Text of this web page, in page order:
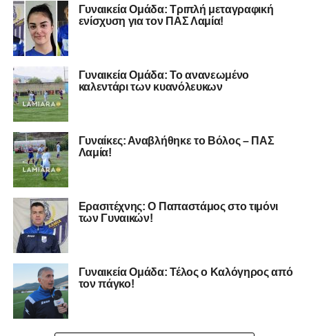
Γυναικεία Ομάδα: Τριπλή μεταγραφική
ενίσχυση για τον ΠΑΣ Λαμία!
Γυναικεία Ομάδα: Το ανανεωμένο
καλεντάρι των κυανόλευκων
Γυναίκες: Αναβλήθηκε το Βόλος – ΠΑΣ
Λαμία!
Ερασιτέχνης: Ο Παπαστάμος στο τιμόνι
των Γυναικών!
Γυναικεία Ομάδα: Τέλος ο Καλόγηρος από
τον πάγκο!